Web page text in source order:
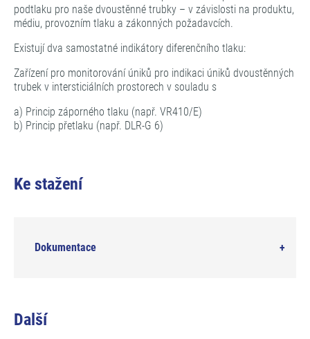
podtlaku pro naše dvoustěnné trubky – v závislosti na produktu,
médiu, provozním tlaku a zákonných požadavcích.
Existují dva samostatné indikátory diferenčního tlaku:
Zařízení pro monitorování úniků pro indikaci úniků dvoustěnných
trubek v intersticiálních prostorech v souladu s
a) Princip záporného tlaku (např. VR410/E)
b) Princip přetlaku (např. DLR-G 6)
Ke stažení
Dokumentace
Další